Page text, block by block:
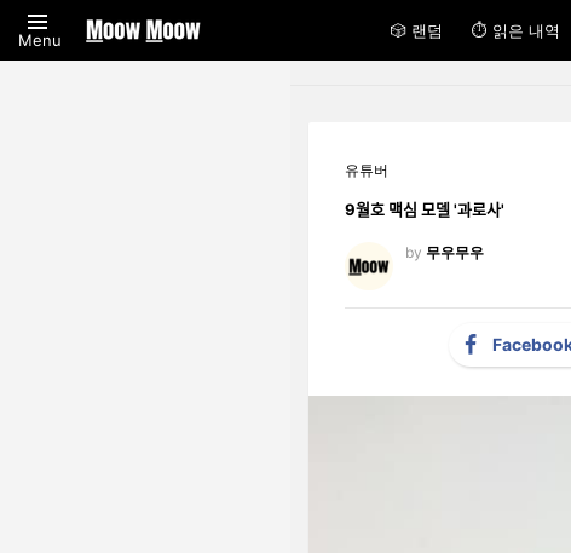
Menu 🎲 랜덤 ⏱ 읽은 내역
유튜버
9월호 맥심 모델 '과로사'
by 무우무우